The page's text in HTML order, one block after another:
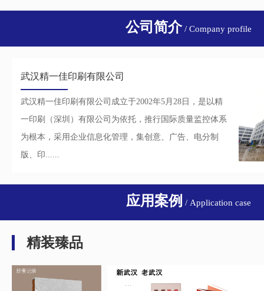
公司简介/ Company profile
武汉精一佳印刷有限公司
武汉精一佳印刷有限公司成立于2002年5月28日，是以精
一印刷（深圳）有限公司为依托，推行国际质量监控体系
为根本，采用企业信息化管理，集创意、广告、电分制
版、印......
应用案例 / Application case
精装臻品
... ...